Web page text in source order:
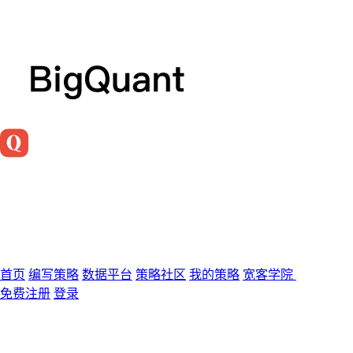
首页 编写策略 数据平台 策略社区 我的策略 宽客学院
免费注册 登录